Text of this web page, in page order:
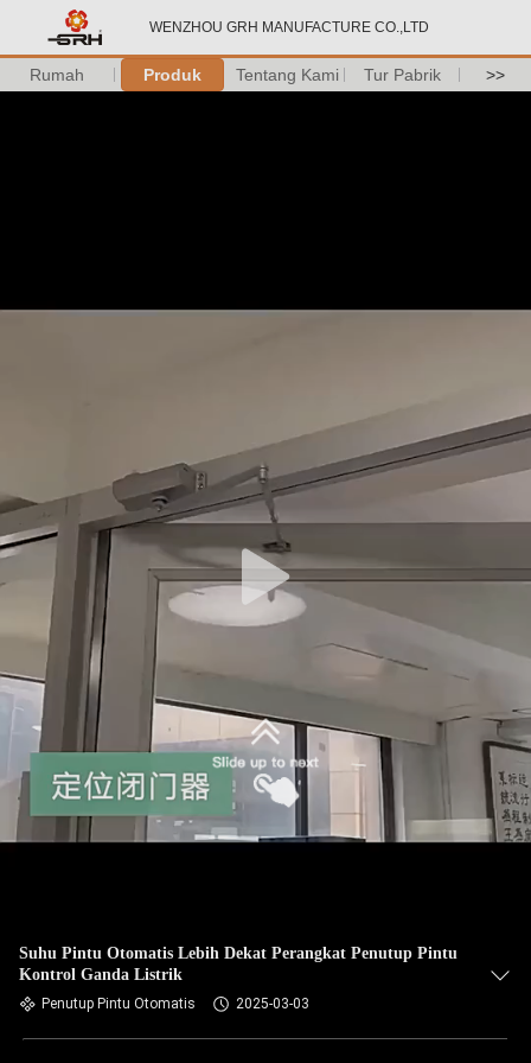
WENZHOU GRH MANUFACTURE CO.,LTD
Rumah Produk Tentang Kami Tur Pabrik >>
Suhu Pintu Otomatis Lebih Dekat Perangkat Penutup Pintu
Kontrol Ganda Listrik
Penutup Pintu Otomatis 2025-03-03